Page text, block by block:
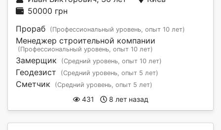
50000 грн
Прораб
(Профессиональный уровень, опыт 10 лет)
Менеджер строительной компании
(Профессиональный уровень, опыт 10 лет)
Замерщик (Средний уровень, опыт 10 лет)
Геодезист (Средний уровень, опыт 5 лет)
Сметчик (Средний уровень, опыт 5 лет)
431 8 лет назад